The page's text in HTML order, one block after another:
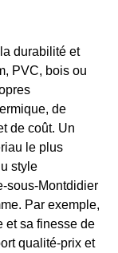
durabilité et
PVC, bois ou
de
de coût. Un
le plus
style
sous-Montdidier
Par exemple,
et sa finesse de
qualité-prix et